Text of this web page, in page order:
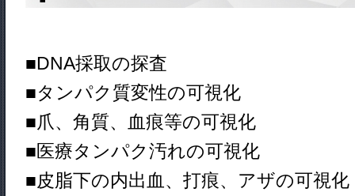
■DNA採取の探査
■タンパク質変性の可視化
■爪、角質、血痕等の可視化
■医療タンパク汚れの可視化
■皮脂下の内出血、打痕、アザの可視化